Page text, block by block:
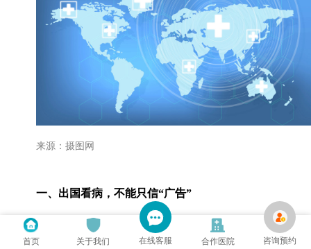
来源：摄图网
一、出国看病，不能只信“广告”
许多患者及家属在考虑出国看病时，常常是通过朋友
首页 关于我们 在线客服 合作医院 咨询预约